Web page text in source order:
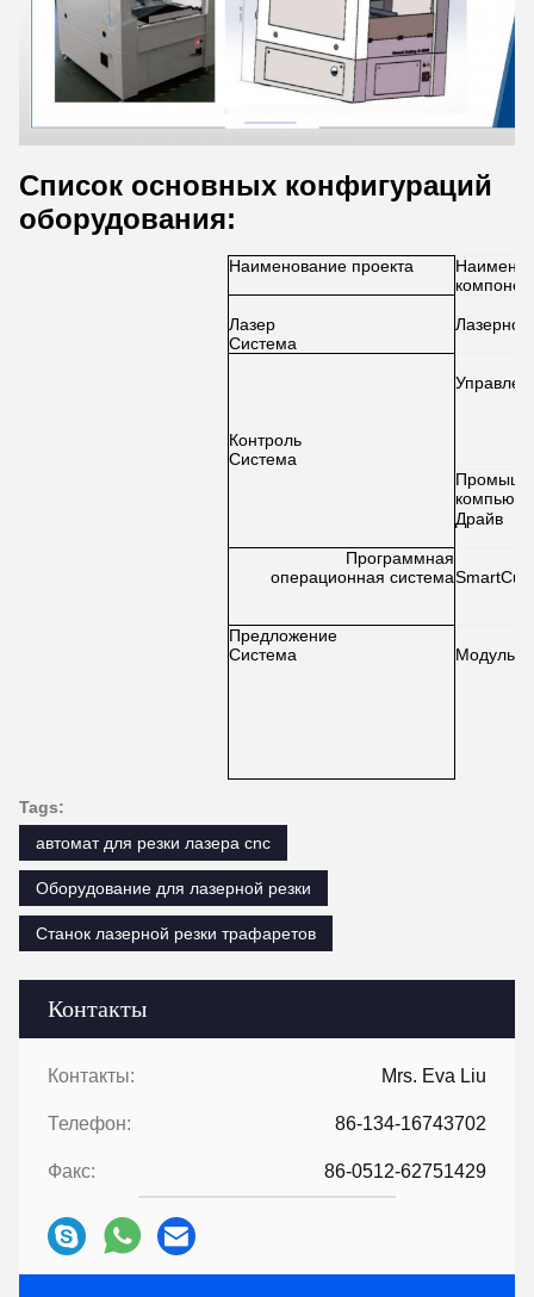
Контакты
Контакты: Mrs. Eva Liu
Телефон: 86-134-16743702
Факс: 86-0512-62751429
Список основных конфигураций
оборудования:
Наименование проекта
Лазер
Система
Лазерное
Контроль
Система
Драйв
Программная
операционная системаSmartCut
Предложение
Система
Модуль
Tags:
автомат для резки лазера cnc
Оборудование для лазерной резки
Станок лазерной резки трафаретов